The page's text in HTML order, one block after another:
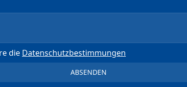
die Datenschutz­bestimmungen